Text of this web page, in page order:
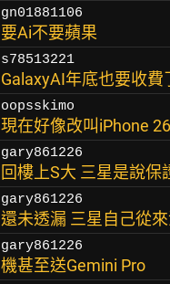
gn01881106
要Ai不要蘋果
s78513221
GalaxyAI年底也要收
oopsskimo
現在好像改叫iPhone
gary861226
回樓上S大 三星是說
gary861226
還未透漏 三星自己從
gary861226
機甚至送Gemini Pro